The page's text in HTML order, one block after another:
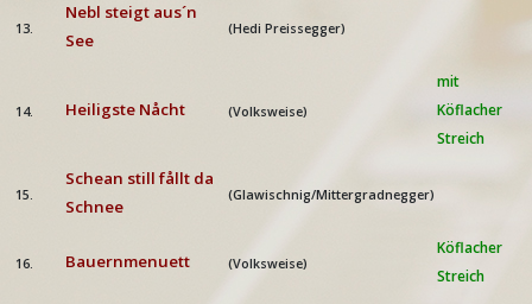
13.
Nebl steigt aus´n
See
(Hedi Preissegger)
14. Heiligste Nåcht (Volksweise)
mit
Köflacher
Streich
15.
Schean still fållt da
Schnee
(Glawischnig/Mittergradnegger)
16. Bauernmenuett (Volksweise)
Köflacher
Streich